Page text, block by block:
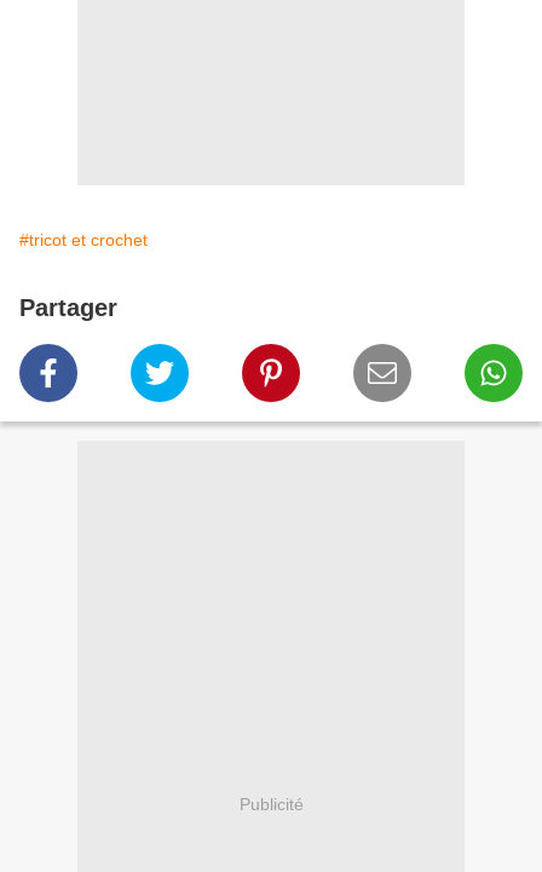
#tricot et crochet
Partager
Publicité